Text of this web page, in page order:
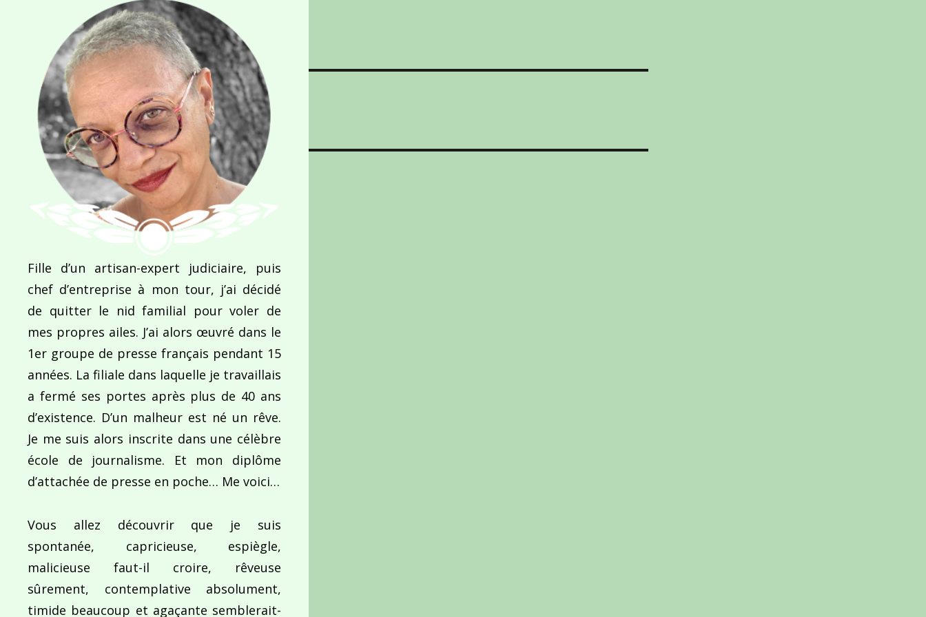
Navigation
l’article
PUBLIÉ DANS
Les rivages de Montréal
Fille d’un artisan-expert judiciaire, puis
chef d’entreprise à mon tour, j’ai décidé
de quitter le nid familial pour voler de
mes propres ailes. J’ai alors œuvré dans le
1er groupe de presse français pendant 15
années. La filiale dans laquelle je travaillais
a fermé ses portes après plus de 40 ans
d’existence. D’un malheur est né un rêve.
Je me suis alors inscrite dans une célèbre
école de journalisme. Et mon diplôme
d’attachée de presse en poche… Me voici…
Vous allez découvrir que je suis
spontanée, capricieuse, espiègle,
malicieuse faut-il croire, rêveuse
sûrement, contemplative absolument,
timide beaucoup et agaçante semblerait-